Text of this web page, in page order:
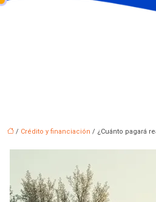
/ Crédito y financiación / ¿Cuánto pagará